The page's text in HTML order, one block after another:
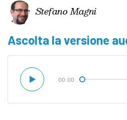
Stefano Magni
Ascolta la versione
00:00